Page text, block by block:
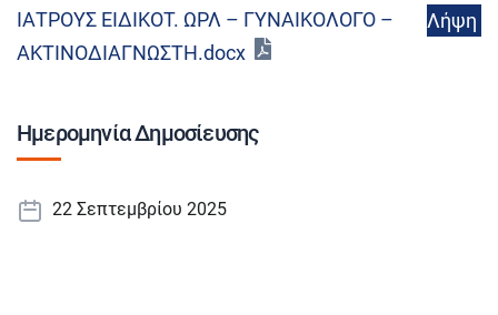
ΙΑΤΡΟΥΣ ΕΙΔΙΚΟΤ. ΩΡΛ – ΓΥΝΑΙΚΟΛΟΓΟ –
ΑΚΤΙΝΟΔΙΑΓΝΩΣΤΗ.docx
Λήψη
Ημερομηνία Δημοσίευσης
22 Σεπτεμβρίου 2025